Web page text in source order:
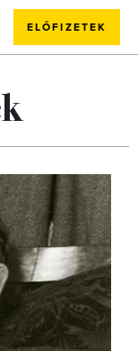
ELŐFIZETEK